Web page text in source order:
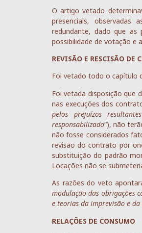
O artigo vetado
presenciais, observadas
redundante, dado que as
possibilidade de votação e
REVISÃO E RESCISÃO DE
Foi vetado todo o capítulo
Foi vetada disposição que
nas execuções dos
pelos prejuízos
responsabilizado“), não
não fosse considerados
revisão do contrato por
substituição do padrão
Locações não se
As razões do veto
modulação das obrigações
e teorias da imprevisão e da
RELAÇÕES DE CONSUMO